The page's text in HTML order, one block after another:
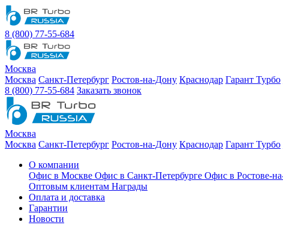
8 (800) 77-55-684
Москва
Москва Санкт-Петербург Ростов-на-Дону Краснодар Гарант Турбо
8 (800) 77-55-684 Заказать звонок
Москва
Москва Санкт-Петербург Ростов-на-Дону Краснодар Гарант Турбо
О компании
Офис в Москве Офис в Санкт-Петербурге Офис в Ростове-
Оптовым клиентам Награды
Оплата и доставка
Гарантии
Новости